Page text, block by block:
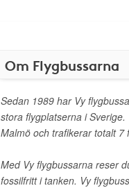
Om Flygbussarna
Sedan 1989 har Vy
stora flygplatserna i
Malmö och trafikerar totalt 7
Med Vy flygbussarna reser
fossilfritt i tanken. Vy